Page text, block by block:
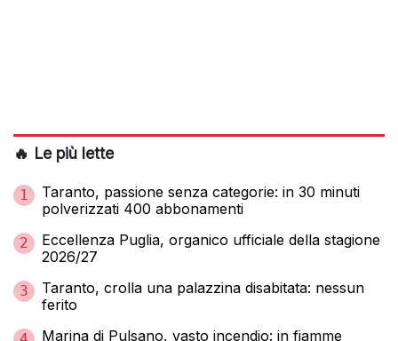
🔥 Le più lette
1
Taranto, passione senza categorie: in 30 minuti
polverizzati 400 abbonamenti
2
Eccellenza Puglia, organico ufficiale della stagione
2026/27
3
Taranto, crolla una palazzina disabitata: nessun
ferito
Marina di Pulsano, vasto incendio: in fiamme